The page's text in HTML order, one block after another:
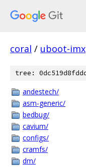
coral / uboot-imx
tree:
andestech/
asm-generic/
bedbug/
cavium/
configs/
cramfs/
dm/